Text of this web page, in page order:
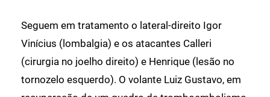
Seguem em tratamento o lateral-direito Igor
Vinícius (lombalgia) e os atacantes Calleri
(cirurgia no joelho direito) e Henrique (lesão no
tornozelo esquerdo). O volante Luiz Gustavo, em